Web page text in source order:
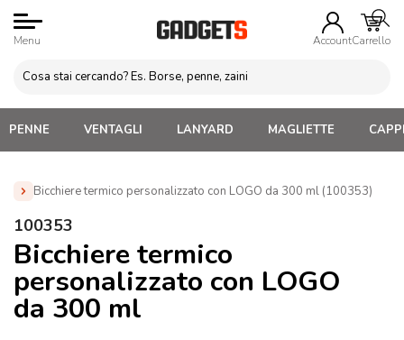
Menu AccountCarrello
PENNE VENTAGLI LANYARD MAGLIETTE
Bicchiere termico personalizzato con LOGO da 300 ml (100353)
Home »
(100353)
100353
Bicchiere termico
personalizzato con LOGO
da 300 ml